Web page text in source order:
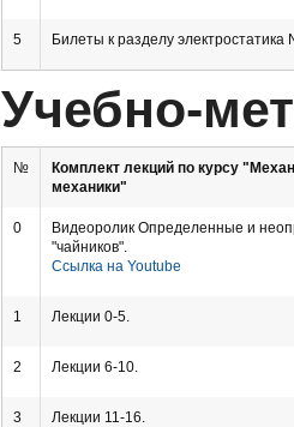
5 Билеты к разделу электростатика
Учебно-
№
Комплект лекций по курсу
механики"
0
Видеоролик Определенные и
"чайников".
Ссылка на Youtube
1 Лекции 0-5.
2 Лекции 6-10.
3 Лекции 11-16.